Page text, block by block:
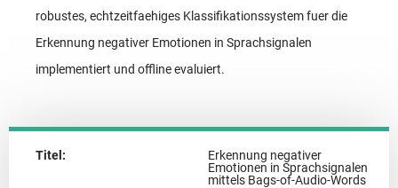
robustes, echtzeitfaehiges Klassifikationssystem fuer die
Erkennung negativer Emotionen in Sprachsignalen
implementiert und offline evaluiert.
Titel:
Erkennung negativer
Emotionen in Sprachsignalen
mittels Bags-of-Audio-Words